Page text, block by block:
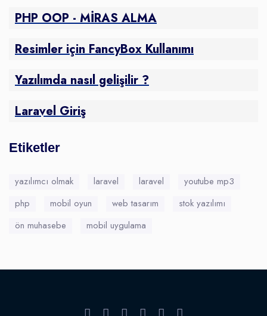
PHP OOP - MİRAS ALMA
Resimler için FancyBox Kullanımı
Yazılımda nasıl gelişilir ?
Laravel Giriş
Etiketler
yazılımcı olmak laravel laravel
youtube mp3
php
mobil oyun web tasarım
stok yazılımı
ön muhasebe
mobil uygulama